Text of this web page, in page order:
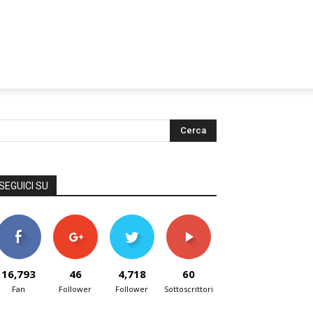
SU
16,793
Fan
46
Follower
4,718
Follower
60
Sottoscrittori